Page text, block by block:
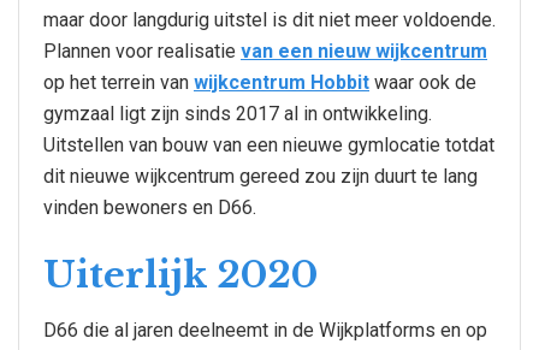
maar door langdurig uitstel is dit niet meer voldoende.
Plannen voor realisatie van een nieuw wijkcentrum
op het terrein van wijkcentrum Hobbit waar ook de
gymzaal ligt zijn sinds 2017 al in ontwikkeling.
Uitstellen van bouw van een nieuwe gymlocatie totdat
dit nieuwe wijkcentrum gereed zou zijn duurt te lang
vinden bewoners en D66.
Uiterlijk 2020
D66 die al jaren deelneemt in de Wijkplatforms en op